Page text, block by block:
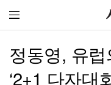
정동영, 유
‘2+1 다자대